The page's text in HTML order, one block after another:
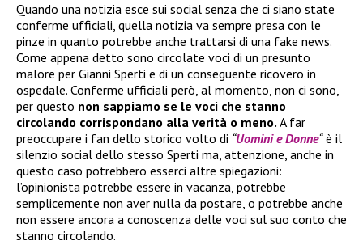
Quando una notizia esce sui social senza che ci siano state
conferme ufficiali, quella notizia va sempre presa con le
pinze in quanto potrebbe anche trattarsi di una fake news.
Come appena detto sono circolate voci di un presunto
malore per Gianni Sperti e di un conseguente ricovero in
ospedale. Conferme ufficiali però, al momento, non ci sono,
per questo non sappiamo se le voci che stanno
circolando corrispondano alla verità o meno. A far
preoccupare i fan dello storico volto di “Uomini e Donne“è il
silenzio social dello stesso Sperti ma, attenzione, anche in
questo caso potrebbero esserci altre spiegazioni:
l’opinionista potrebbe essere in vacanza, potrebbe
semplicemente non aver nulla da postare, o potrebbe anche
non essere ancora a conoscenza delle voci sul suo conto che
stanno circolando.